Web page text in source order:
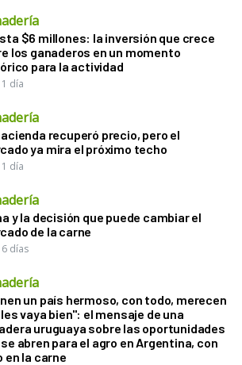
$6 millones: la inversión que crece
los ganaderos en un momento
para la actividad
día
recuperó precio, pero el
ya mira el próximo techo
día
y la decisión que puede cambiar el
de la carne
días
un país hermoso, con todo, merecen
vaya bien": el mensaje de una
uruguaya sobre las oportunidades
abren para el agro en Argentina, con
en la carne